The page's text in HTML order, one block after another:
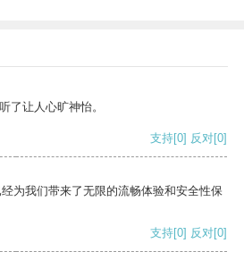
了让人心旷神怡。
支持[0] 反对[0]
为我们带来了无限的流畅体验和安全性保
支持[0] 反对[0]